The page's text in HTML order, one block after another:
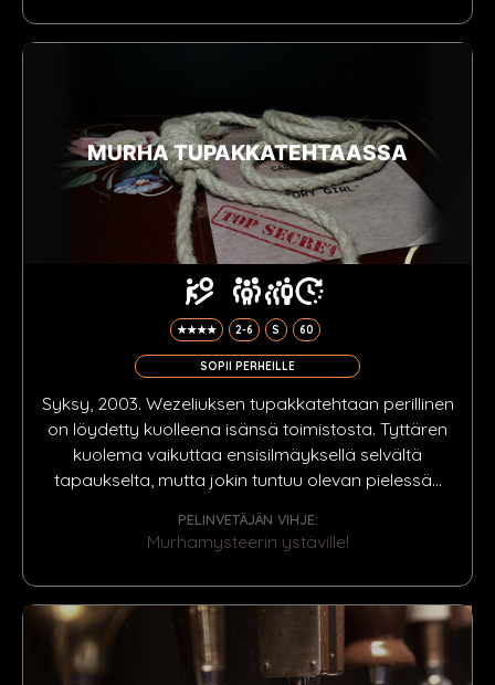
MURHA TUPAKKATEHTAASSA
★★★★ 2-6 S 60
SOPII PERHEILLE
Syksy, 2003. Wezeliuksen tupakkatehtaan perillinen
on löydetty kuolleena isänsä toimistosta. Tyttären
kuolema vaikuttaa ensisilmäyksellä selvältä
tapaukselta, mutta jokin tuntuu olevan pielessä…
PELINVETÄJÄN VIHJE:
Murhamysteerin ystäville!